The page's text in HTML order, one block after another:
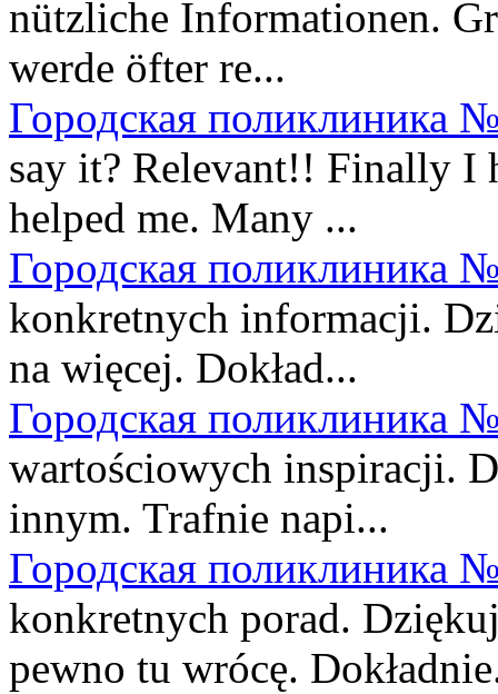
nützliche Informationen.
werde öfter re...
Городская поликлиника
say it? Relevant!! Finally I
helped me. Many ...
Городская поликлиника
konkretnych informacji.
na więcej. Dokład...
Городская поликлиника
wartościowych inspiracji.
innym. Trafnie napi...
Городская поликлиника
konkretnych porad.
pewno tu wrócę.